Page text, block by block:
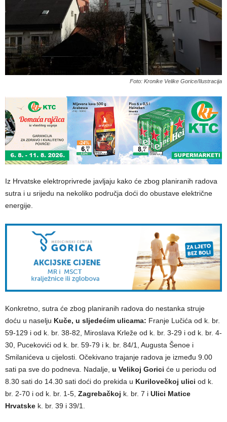
Foto: Kronike Velike Gorice/Ilustracija
Iz Hrvatske elektroprivrede javljaju kako će zbog planiranih radova
sutra i u srijedu na nekoliko područja doći do obustave električne
energije.
Konkretno, sutra će zbog planiranih radova do nestanka struje
doću u naselju Kuče, u sljedećim ulicama: Franje Lučića od k. br.
59-129 i od k. br. 38-82, Miroslava Krleže od k. br. 3-29 i od k. br. 4-
30, Pucekovići od k. br. 59-79 i k. br. 84/1, Augusta Šenoe i
Smilanićeva u cijelosti. Očekivano trajanje radova je između 9.00
sati pa sve do podneva. Nadalje, u Velikoj Gorici će u periodu od
8.30 sati do 14.30 sati doći do prekida u Kurilovečkoj ulici od k.
br. 2-70 i od k. br. 1-5, Zagrebačkoj k. br. 7 i Ulici Matice
Hrvatske k. br. 39 i 39/1.